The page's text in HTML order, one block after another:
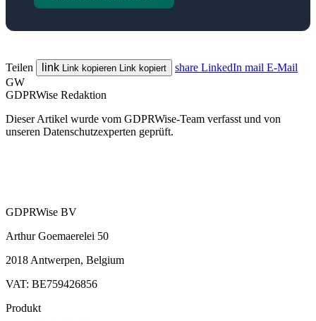
Teilen link Link kopieren Link kopiert share LinkedIn mail E-Mail
GW
GDPRWise Redaktion
Dieser Artikel wurde vom GDPRWise-Team verfasst und von
unseren Datenschutzexperten geprüft.
GDPRWise BV
Arthur Goemaerelei 50
2018 Antwerpen, Belgium
VAT: BE759426856
Produkt